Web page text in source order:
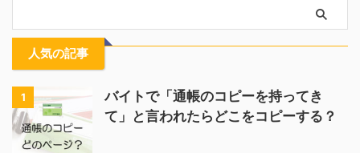
人気の記事
1
バイトで「通帳のコピーを持ってき
て」と言われたらどこをコピーする？